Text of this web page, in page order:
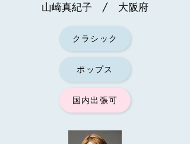
山崎真紀子 / 大阪府
クラシック
ポップス
国内出張可